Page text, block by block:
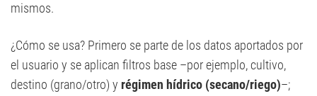
mismos.
¿Cómo se usa? Primero se parte de los datos aportados por
el usuario y se aplican filtros base –por ejemplo, cultivo,
destino (grano/otro) y régimen hídrico (secano/riego)–;